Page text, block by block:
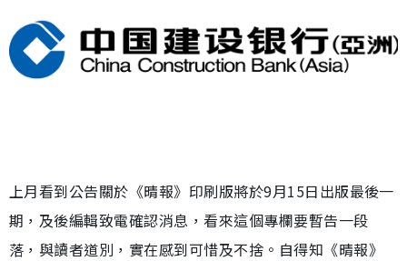
上月看到公告關於《晴報》印刷版將於9月15日出版最後一
期，及後編輯致電確認消息，看來這個專欄要暫告一段
落，與讀者道別，實在感到可惜及不捨。自得知《晴報》